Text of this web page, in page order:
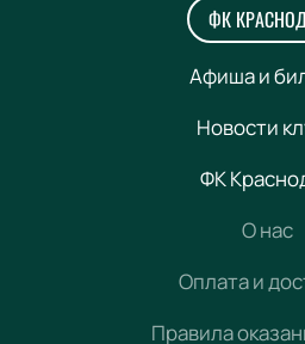
ФК
Афиша и
Новости
ФК
О нас
Оплата и
Правила